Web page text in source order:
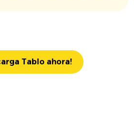
Tablo ahora!